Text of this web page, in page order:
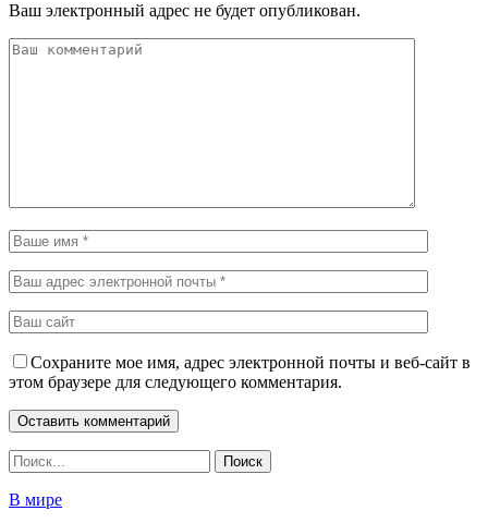
Ваш электронный адрес не будет опубликован.
Сохраните мое имя, адрес электронной почты и веб-сайт в
этом браузере для следующего комментария.
В мире